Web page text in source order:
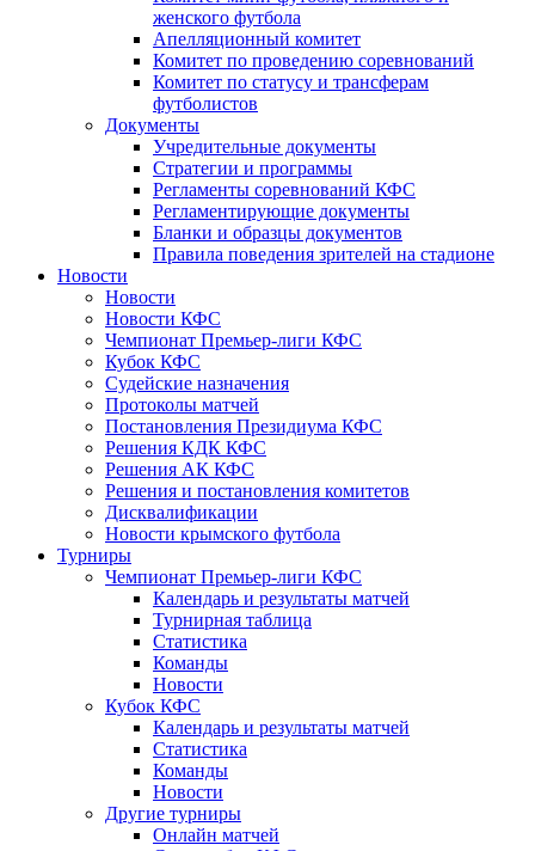
женского футбола
Апелляционный комитет
Комитет по проведению соревнований
Комитет по статусу и трансферам
футболистов
Документы
Учредительные документы
Стратегии и программы
Регламенты соревнований КФС
Регламентирующие документы
Бланки и образцы документов
Правила поведения зрителей на стадионе
Новости
Новости
Новости КФС
Чемпионат Премьер-лиги КФС
Кубок КФС
Судейские назначения
Протоколы матчей
Постановления Президиума КФС
Решения КДК КФС
Решения АК КФС
Решения и постановления комитетов
Дисквалификации
Новости крымского футбола
Турниры
Чемпионат Премьер-лиги КФС
Календарь и результаты матчей
Турнирная таблица
Статистика
Команды
Новости
Кубок КФС
Календарь и результаты матчей
Статистика
Команды
Новости
Другие турниры
Онлайн матчей